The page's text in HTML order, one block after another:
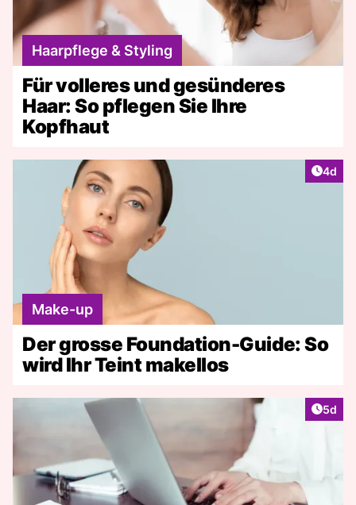
Haarpflege & Styling
Für volleres und gesünderes
Haar: So pflegen Sie Ihre
Kopfhaut
4d
Make-up
Der grosse Foundation-Guide: So
wird Ihr Teint makellos
5d